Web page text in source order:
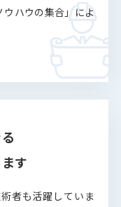
ウハウの集合」によ
す
者も活躍していま